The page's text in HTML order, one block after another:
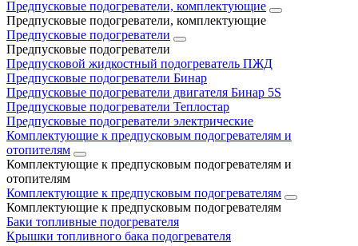
Предпусковые подогреватели, комплектующие
Предпусковые подогреватели, комплектующие
Предпусковые подогреватели
Предпусковые подогреватели
Предпусковой жидкостный подогреватель ПЖД
Предпусковые подогреватели Бинар
Предпусковые подогреватели двигателя Бинар 5S
Предпусковые подогреватели Теплостар
Предпусковые подогреватели электрические
Комплектующие к предпусковым подогревателям и
отопителям
Комплектующие к предпусковым подогревателям и
отопителям
Комплектующие к предпусковым подогревателям
Комплектующие к предпусковым подогревателям
Баки топливные подогревателя
Крышки топливного бака подогревателя